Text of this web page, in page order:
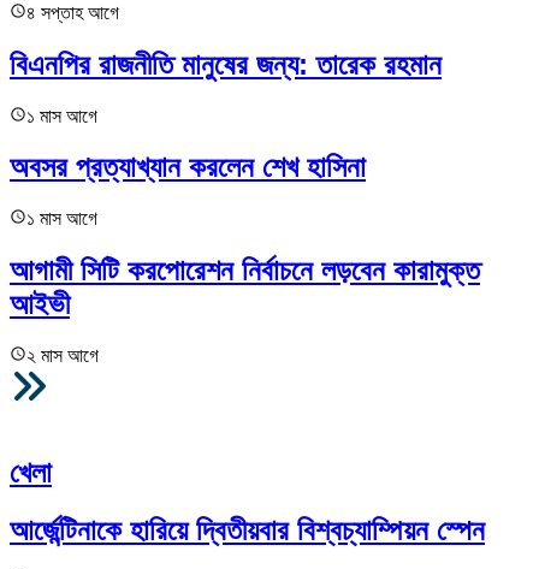
৪ সপ্তাহ আগে
বিএনপির রাজনীতি মানুষের জন্য: তারেক রহমান
১ মাস আগে
অবসর প্রত্যাখ্যান করলেন শেখ হাসিনা
১ মাস আগে
আগামী সিটি করপোরেশন নির্বাচনে লড়বেন কারামুক্ত
আইভী
২ মাস আগে
খেলা
আর্জেন্টিনাকে হারিয়ে দ্বিতীয়বার বিশ্বচ্যাম্পিয়ন স্পেন